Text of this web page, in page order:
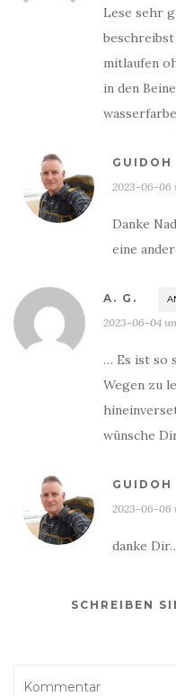
Lese sehr
mitlaufen
in den
GUIDOH
2023-06-06
Danke
eine
A. G.
2023-06-04
… Es ist so
Wegen zu
wünsche
GUIDOH
2023-06-06
danke
SCHREIBEN